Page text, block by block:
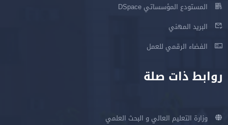
المستودع المؤسساتي DSpace
البريد المهني
الفضاء الرقمي للعمل
روابط ذات صلة
وزارة التعليم العالي و البحث العلمي